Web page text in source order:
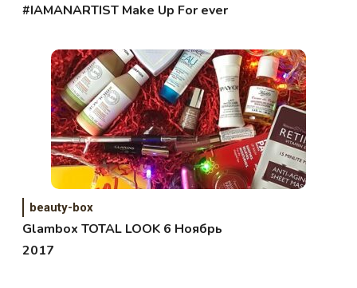
#IAMANARTIST Make Up For ever
beauty-box
Glambox TOTAL LOOK 6 Ноябрь
2017